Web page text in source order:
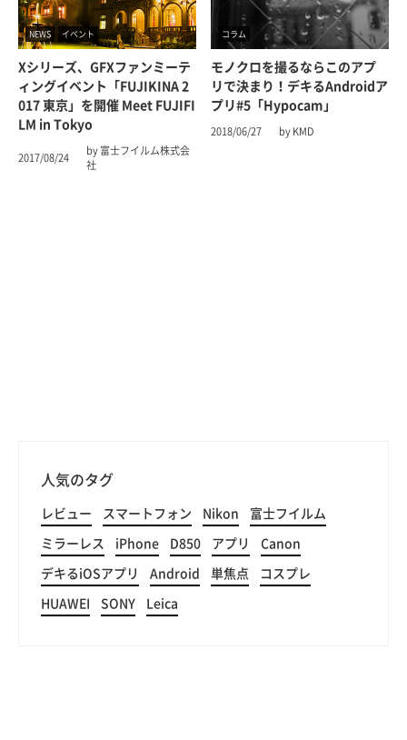
NEWS イベント
Xシリーズ、GFXファンミーテ
ィングイベント「FUJIKINA 2
017 東京」を開催 Meet FUJIFI
LM in Tokyo
2017/08/24
by 富士フイルム株式会
社
コラム
モノクロを撮るならこのアプ
リで決まり！デキるAndroidア
プリ#5「Hypocam」
2018/06/27 by KMD
人気のタグ
レビュー スマートフォン Nikon 富士フイルム
ミラーレス iPhone D850 アプリ Canon
デキるiOSアプリ Android 単焦点 コスプレ
HUAWEI SONY Leica